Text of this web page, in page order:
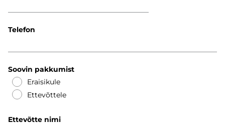
Telefon
Soovin pakkumist
Eraisikule
Ettevõttele
Ettevõtte nimi